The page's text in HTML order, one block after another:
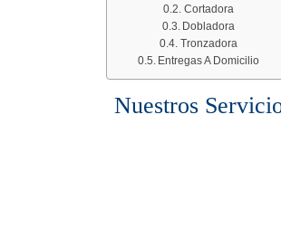
Cortadora
Dobladora
Tronzadora
Entregas A Domicilio
Nuestros